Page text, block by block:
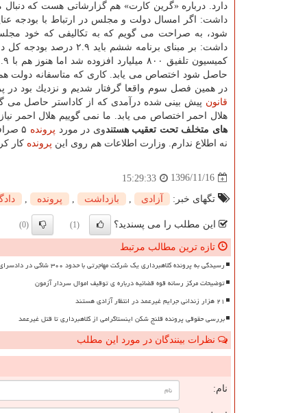
دارد. درباره «گرین كارت» هم گزارشاتی هست كه
داشت: اگر امسال دولت و مجلس در ارتباط با بودجه
شود، به صراحت می گویم كه به تكالیفی كه خود
در همین فصل سوم واقعا گرفتار شدیم و نزدیك بود
قانون
هلال احمر اختصاص می یابد. ما نمی گوییم هلال احمر
های متخلف تحت تعقیب هستندوی در مورد پرونده
نه اطلاع ندارم. وزارت اطلاعات هم روی این پرونده كار
1396/11/16
15:29:33
تگهای خبر:
آزادی بازداشت پرونده
این مطلب را می پسندید؟ (1)
(0)
تازه ترین مطالب مرتبط
رسیدگی به پرونده کلاهبرداری یک شرکت مهاجرتی با حدود ۳۰۰ شاکی در دادسرای تهران
توضیحات مرکز رسانه قوه قضائیه درباره ی توقیف اموال سردار آزمون
۲۱ هزار زندانی جرایم غیرعمد در انتظار آزادی هستند
بررسی حقوقی پرونده قلنج شکن اینستاگرامی از کلاهبرداری تا قتل غیرعمد
نظرات بینندگان در مورد این مطلب
نام: